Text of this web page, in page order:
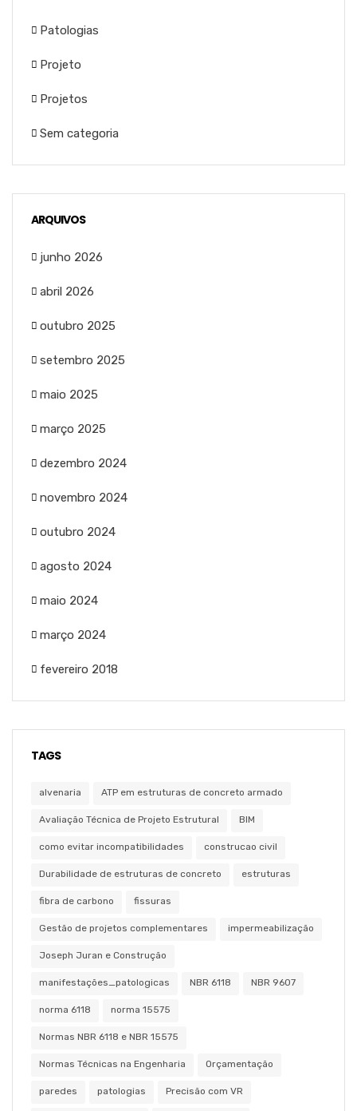
Patologias
Projeto
Projetos
Sem categoria
ARQUIVOS
junho 2026
abril 2026
outubro 2025
setembro 2025
maio 2025
março 2025
dezembro 2024
novembro 2024
outubro 2024
agosto 2024
maio 2024
março 2024
fevereiro 2018
TAGS
alvenaria ATP em estruturas de concreto armado
Avaliação Técnica de Projeto Estrutural BIM
como evitar incompatibilidades construcao civil
Durabilidade de estruturas de concreto estruturas
fibra de carbono fissuras
Gestão de projetos complementares impermeabilização
Joseph Juran e Construção
manifestações_patologicas NBR 6118 NBR 9607
norma 6118 norma 15575
Normas NBR 6118 e NBR 15575
Normas Técnicas na Engenharia Orçamentação
paredes patologias Precisão com VR